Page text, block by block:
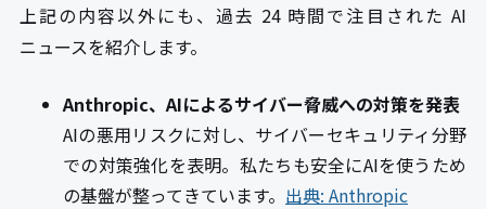
上記の内容以外にも、過去 24 時間で注目された AI
ニュースを紹介します。
Anthropic、AIによるサイバー脅威への対策を発表
AIの悪用リスクに対し、サイバーセキュリティ分野
での対策強化を表明。私たちも安全にAIを使うため
の基盤が整ってきています。 出典: Anthropic